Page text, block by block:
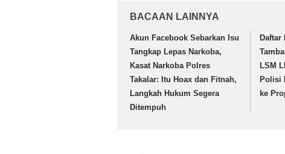
BACAAN LAINNYA
Akun Facebook Sebarkan Isu
Tangkap Lepas Narkoba,
Kasat Narkoba Polres
Takalar: Itu Hoax dan Fitnah,
Langkah Hukum Segera
Ditempuh
Daftar
LSM
Polisi
ke